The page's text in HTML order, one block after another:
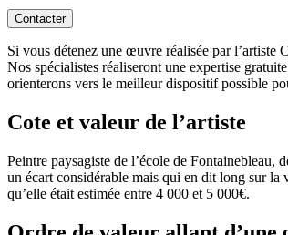
Contacter
Si vous détenez une œuvre réalisée par l’artiste
Nos spécialistes réaliseront une expertise
orienterons vers le meilleur dispositif possible
Cote et valeur de l’artiste
Peintre paysagiste de l’école de Fontainebleau,
un écart considérable mais qui en dit long sur
qu’elle était estimée entre 4 000 et 5 000€.